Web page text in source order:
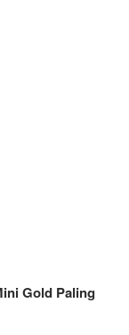
Gold Paling